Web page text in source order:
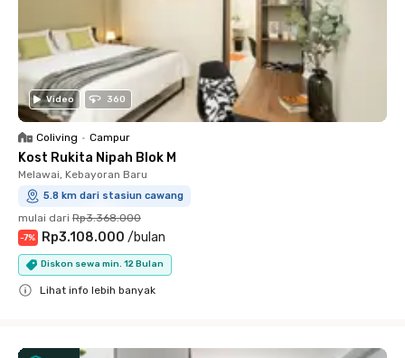
Video 360
Coliving • Campur
Kost Rukita Nipah Blok M
Melawai, Kebayoran Baru
5.8 km dari stasiun cawang
mulai dari Rp3.368.000
-7% Rp3.108.000 /bulan
Diskon sewa min. 12 Bulan
Lihat info lebih banyak